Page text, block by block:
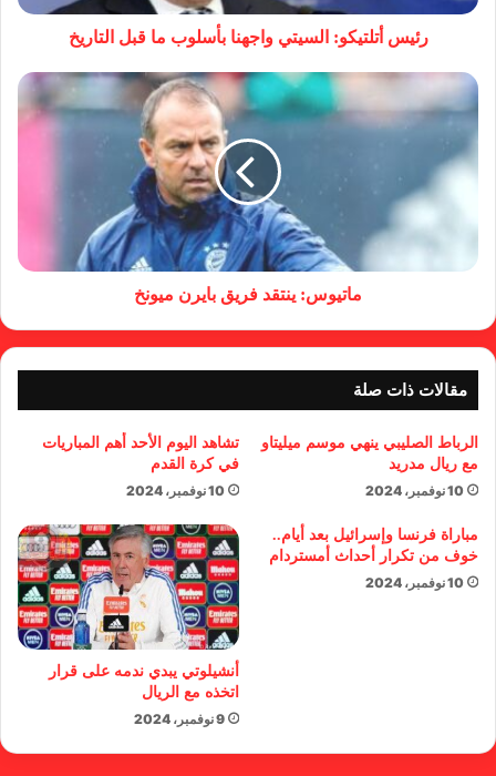
رئيس أتلتيكو: السيتي واجهنا بأسلوب ما قبل التاريخ
ماتيوس: ينتقد فريق بايرن ميونخ
مقالات ذات صلة
الرباط الصليبي ينهي موسم ميليتاو
مع ريال مدريد
10 نوفمبر، 2024
تشاهد اليوم الأحد أهم المباريات
في كرة القدم
10 نوفمبر، 2024
مباراة فرنسا وإسرائيل بعد أيام..
خوف من تكرار أحداث أمستردام
10 نوفمبر، 2024
أنشيلوتي يبدي ندمه على قرار
اتخذه مع الريال
9 نوفمبر، 2024